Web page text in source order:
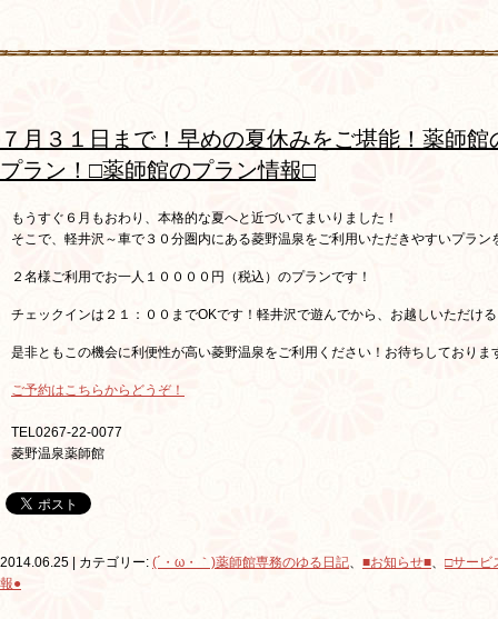
７月３１日まで！早めの夏休みをご堪能！薬師
プラン！□薬師館のプラン情報□
もうすぐ６月もおわり、本格的な夏へと近づいてまいりました！
そこで、軽井沢～車で３０分圏内にある菱野温泉をご利用いただきやすいプラン
２名様ご利用でお一人１００００円（税込）のプランです！
チェックインは２１：００までOKです！軽井沢で遊んでから、お越しいただけ
是非ともこの機会に利便性が高い菱野温泉をご利用ください！お待ちしておりま
ご予約はこちらからどうぞ！
TEL0267-22-0077
菱野温泉薬師館
2014.06.25 | カテゴリー: (´・ω・｀)薬師館専務のゆる日記、 ■お知らせ■、 □サービ
報●